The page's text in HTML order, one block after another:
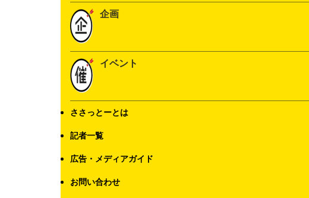
企画
イベント
ささっとーとは
記者一覧
広告・メディアガイド
お問い合わせ